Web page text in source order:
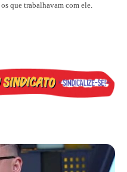
que trabalhavam com ele.
e repúdio aos